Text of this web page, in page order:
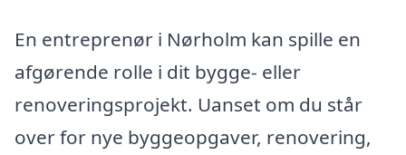
En entreprenør i Nørholm kan spille en
afgørende rolle i dit bygge- eller
renoveringsprojekt. Uanset om du står
over for nye byggeopgaver, renovering,